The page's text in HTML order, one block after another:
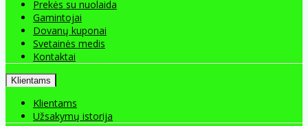
Prekės su nuolaida
Gamintojai
Dovanų kuponai
Svetainės medis
Kontaktai
Klientams
Klientams
Užsakymų istorija